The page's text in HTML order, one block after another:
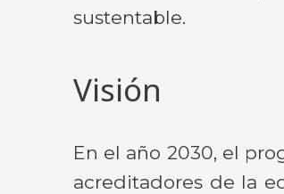
sustentable.
Visión
En el año 2030, el
acreditadores de la